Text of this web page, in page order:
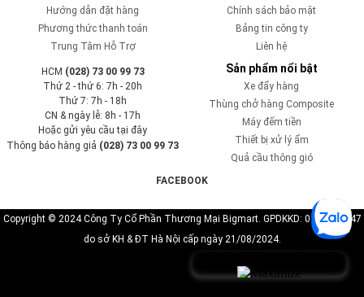
Hướng dẫn đặt hàng
Phương thức thanh toán
Trung Tâm Hỗ Trợ
Chính sách bảo mật
Bảng tin công ty
Liên hệ
HCM (028) 73 00 99 73
Thứ 2 - thứ 6: 7h - 20h
Thứ 7: 7h - 18h
CN & ngày lễ: 8h - 17h
Hoặc gửi yêu cầu tại đây
Thông báo hàng giả (028) 73 00 99 73
Sản phẩm nổi bật
Xe đẩy hàng
Thùng chở hàng Composite
Máy đếm tiền
Thiết bị xử lý ẩm
Quả cầu thông gió
FACEBOOK
Copyright © 2024 Công Ty Cổ Phần Thương Mại Bigmart. GPDKKD: 0110819747
do sở KH & ĐT Hà Nội cấp ngày 21/08/2024.